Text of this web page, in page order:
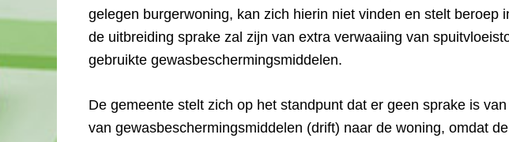
gelegen burgerwoning, kan zich hierin niet vinden en stelt beroep
de uitbreiding sprake zal zijn van extra verwaaiing van
gebruikte gewasbeschermingsmiddelen.
De gemeente stelt zich op het standpunt dat er geen sprake is
van gewasbeschermingsmiddelen (drift) naar de woning, omdat